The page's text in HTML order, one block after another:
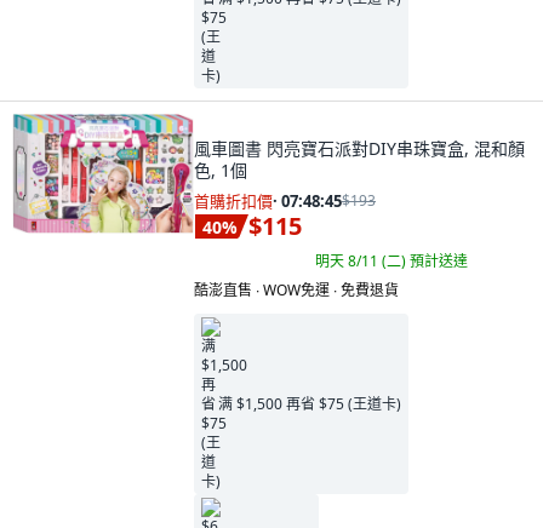
風車圖書 閃亮寶石派對DIY串珠寶盒, 混和顏
色, 1個
首購折扣價· 07:48:44$193
40% $115
明天 8/11 (二)預計送達
酷澎直售 ∙ WOW免運 ∙ 免費退貨
满 $1,500 再省 $75 (王道卡)